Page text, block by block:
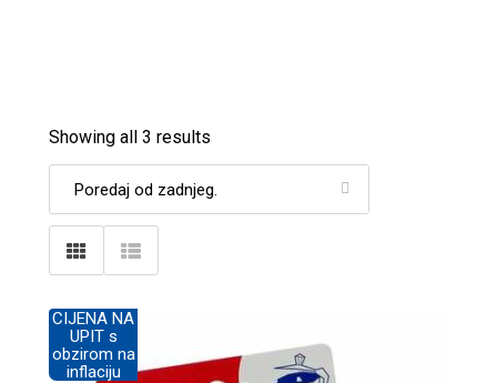
Showing all 3 results
CIJENA NA
UPIT s
obzirom na
inflaciju